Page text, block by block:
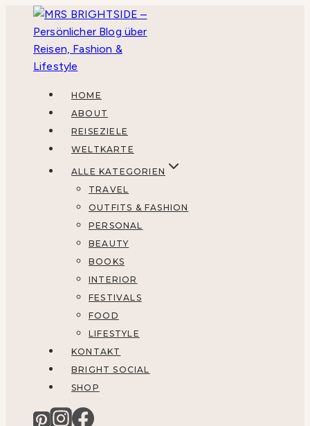
springen
HOME
ABOUT
REISEZIELE
WELTKARTE
ALLE KATEGORIEN
TRAVEL
OUTFITS & FASHION
PERSONAL
BEAUTY
BOOKS
INTERIOR
FESTIVALS
FOOD
LIFESTYLE
KONTAKT
BRIGHT SOCIAL
SHOP